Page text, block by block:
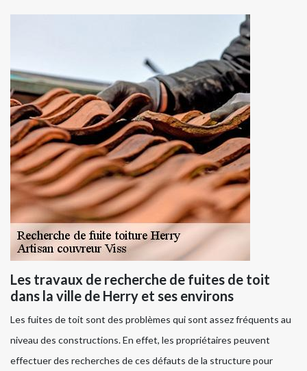
Les travaux de recherche de fuites de toit
dans la ville de Herry et ses environs
Les fuites de toit sont des problèmes qui sont assez fréquents au
niveau des constructions. En effet, les propriétaires peuvent
effectuer des recherches de ces défauts de la structure pour